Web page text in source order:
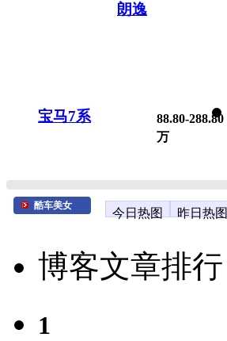
朗逸
宝马7系
88.80-288.80
万
酷车美女
今日热图 昨日热图
博客文章排行
1